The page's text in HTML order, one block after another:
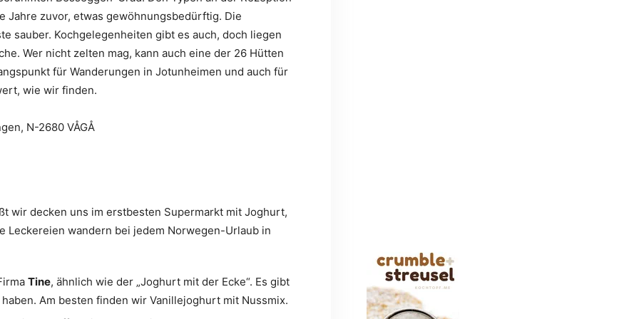
Jahre zuvor, etwas gewöhnungsbedürftig. Die
sauber. Kochgelegenheiten gibt es auch, doch liegen
Wer nicht zelten mag, kann auch eine der 26 Hütten
für Wanderungen in Jotunheimen und auch für
wie wir finden.
N-2680 VÅGÅ
wir decken uns im erstbesten Supermarkt mit Joghurt,
Leckereien wandern bei jedem Norwegen-Urlaub in
Tine, ähnlich wie der „Joghurt mit der Ecke“. Es gibt
Am besten finden wir Vanillejoghurt mit Nussmix.